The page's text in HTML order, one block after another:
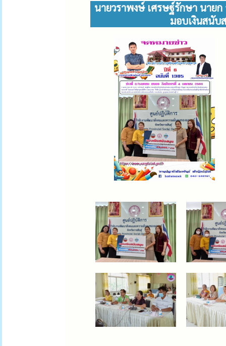
นายวราพงษ์ เศรษฐ์รักษา นาย
มอบเงินสนับ